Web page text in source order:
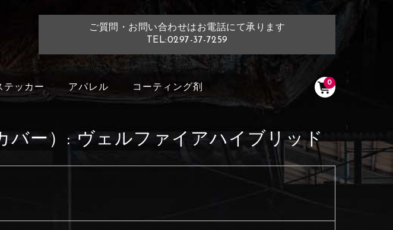
ご質問・お問い合わせはお電話にて承ります
TEL:0297-37-7259
0
テッカー アパレル コーティング剤
バー）: ヴェルファイアハイブリッド